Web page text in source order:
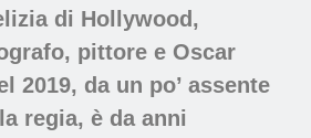
di Hollywood,
pittore e Oscar
2019, da un po’ assente
regia, è da anni